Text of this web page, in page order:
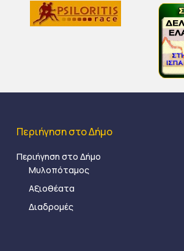
Περιήγηση στο Δήμο
Περιήγηση στο Δήμο
Μυλοπόταμος
Αξιοθέατα
Διαδρομές